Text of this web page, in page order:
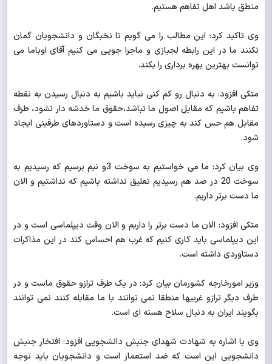
منطق باشد اهل تفاهم هستیم.
وی تاکید کرد: این مطالب را می گویم تا نخبگان و دانشجویان گمان
نکنند ما در این رابطه لجبازی و ماجرا جویی می کنیم آقای اوباما می
توانست بهترین بهره برداری را بکند.
متکی افزود: به دنبال رو کم کنی نباید باشیم به دنبال رسیدن به نقطه
تفاهم باشیم که مقابل اصول ما نباشد،حقوق ما خدشه دار نشود، طرف
مقابل هم حس کند به چیزی رسیده است و دستاوردهای طرفینی ایجاد
شود.
وی بیان کرد: ما می خواستیم به سوخت 3و نیم برسیم که رسیدیم به
سوخت 20 در صد هم رسیدیم تعلیق نداشته باشیم که نداشتیم و الان
ما دست برتر داریم.
متکی افزود: الان ما دست برتر را داریم و الان وقت دیپلماسی است و در
این دیپلماسی باید کاری کنیم که غرب هم احساس کند در این مذاکرات
دستاوردی داشته است.
وزیر امورخارجه کشورمان بیان کرد: در یک طرف ترازو حقوق ماست و در
طرف دیگر ترازو غربیها منطقا نمی توانند با ما مقابله کنند نمی توانند
بگویند ایران به دنبال سلاح هسته ای است.
وی با اشاره به شهادت شهدای جنبش دانشجویی افزود: افتخار جنبش
دانشجویی این است که ضد استعمار است و دانشجویان باید توجه